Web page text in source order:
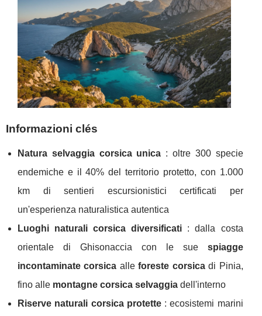
Informazioni clés
Natura selvaggia corsica unica : oltre 300 specie
endemiche e il 40% del territorio protetto, con 1.000
km di sentieri escursionistici certificati per
un'esperienza naturalistica autentica
Luoghi naturali corsica diversificati : dalla costa
orientale di Ghisonaccia con le sue spiagge
incontaminate corsica alleforeste corsicadi Pinia,
fino alle montagne corsica selvaggia dell'interno
Riserve naturali corsica protette: ecosistemi marini